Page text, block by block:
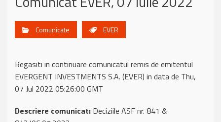
Comunicate EVER
Regasiti in continuare comunicatul remis de emitentul
EVERGENT INVESTMENTS S.A. (EVER) in data de Thu,
07 Jul 2022 05:26:00 GMT
Descriere comunicat: Deciziile ASF nr. 841 &